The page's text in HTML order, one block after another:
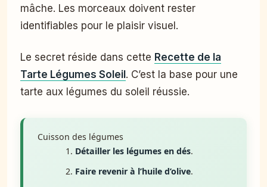
mâche. Les morceaux doivent rester
identifiables pour le plaisir visuel.
Le secret réside dans cette Recette de la
Tarte Légumes Soleil. C’est la base pour une
tarte aux légumes du soleil réussie.
Cuisson des légumes
Détailler les légumes en dés.
Faire revenir à l’huile d’olive.